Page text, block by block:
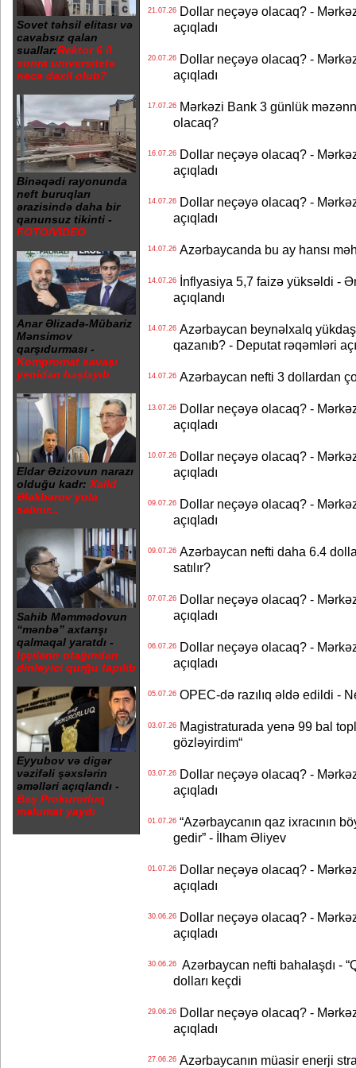
Sovet təhsil elitası və
cavabsız qalan
suallar:Rektor 6 il
sonra universitetə
necə daxil olub?
Binəqədi rayonunda
neft buruqları
ərazisində daha bir
qanunsuz tikinti -
FOTO/VİDEO
Anar Əlizadə-Mübariz
Mənsimov
qarşıdurması -
Kompromat savaşı
yenidən başlayıb
Eldar Əzizovun narazı
olduğu kadr: Xalid
Ələkbərov yola
salınır...
Sahib Məmmədovun
“mənbə” axtarışı
qalmaqal yaratdı -
İşçilərin otağından
dinləyici qurğu tapılıb
Eyyubov və digər
vəzifəli şəxslərin
əməlləri açıqlandı -
Baş Prokurorluq
məlumat yaydı
21.07.26Dollar neçəyə olacaq? -
açıqladı
20.07.26Dollar neçəyə olacaq? -
açıqladı
17.07.26Mərkəzi Bank 3 günlük
olacaq?
16.07.26Dollar neçəyə olacaq? -
açıqladı
14.07.26Dollar neçəyə olacaq? -
açıqladı
14.07.26Azərbaycanda bu ay hansı
14.07.26İnflyasiya 5,7 faizə yüksəldi -
açıqlandı
14.07.26Azərbaycan beynəlxalq
qazanıb? - Deputat rəqəmləri
14.07.26Azərbaycan nefti 3 dollardan
13.07.26Dollar neçəyə olacaq? -
açıqladı
10.07.26Dollar neçəyə olacaq? -
açıqladı
09.07.26Dollar neçəyə olacaq? -
açıqladı
09.07.26Azərbaycan nefti daha 6.4
satılır?
07.07.26Dollar neçəyə olacaq? -
açıqladı
06.07.26Dollar neçəyə olacaq? -
açıqladı
05.07.26OPEC-də razılıq əldə edildi -
03.07.26Magistraturada yenə 99 bal
gözləyirdim“
03.07.26Dollar neçəyə olacaq? -
açıqladı
01.07.26“Azərbaycanın qaz ixracının
gedir” - İlham Əliyev
01.07.26Dollar neçəyə olacaq? -
açıqladı
30.06.26Dollar neçəyə olacaq? -
açıqladı
30.06.26Azərbaycan nefti bahalaşdı -
dolları keçdi
29.06.26Dollar neçəyə olacaq? -
açıqladı
27.06.26Azərbaycanın müasir enerji